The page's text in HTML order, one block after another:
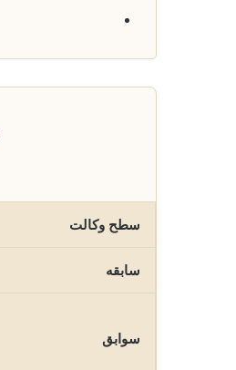
سطح وکالت
سابقه
سوابق